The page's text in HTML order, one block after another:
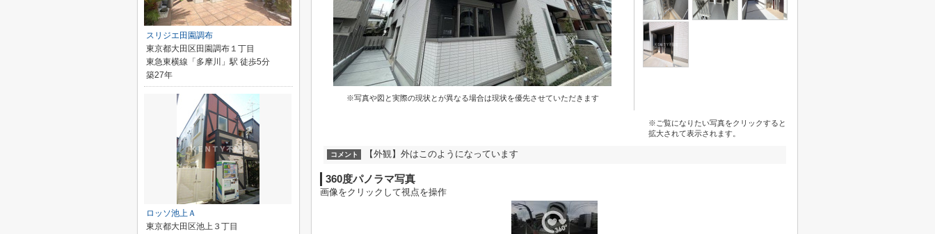
※写真や図と実際の現状とが異なる場合は現状を優先させていただきます
※ご覧になりたい写真をクリックすると
拡大されて表示されます。
コメント 【外観】外はこのようになっています
360度パノラマ写真
画像をクリックして視点を操作
スリジエ田園調布
東京都大田区田園調布１丁目
東急東横線「多摩川」駅 徒歩5分
築27年
ロッソ池上Ａ
東京都大田区池上３丁目